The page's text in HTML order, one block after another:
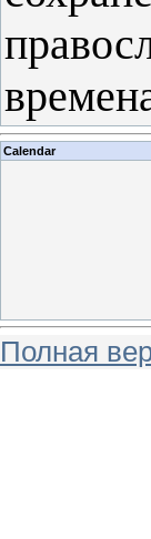
Calendar
Полная